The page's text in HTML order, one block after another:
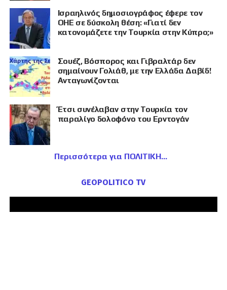
Ισραηλινός δημοσιογράφος έφερε τον
ΟΗΕ σε δύσκολη θέση: «Γιατί δεν
κατονομάζετε την Τουρκία στην Κύπρο;»
Σουέζ, Βόσπορος και Γιβραλτάρ δεν
σημαίνουν Γολιάθ, με την Ελλάδα Δαβίδ!
Ανταγωνίζονται
Έτσι συνέλαβαν στην Τουρκία τον
παραλίγο δολοφόνο του Ερντογάν
Περισσότερα για ΠΟΛΙΤΙΚΗ
GEOPOLITICO TV